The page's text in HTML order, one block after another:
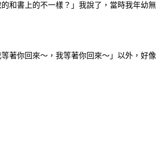
和書上的不一樣？」我說了，當時我年幼無
著你回來～，我等著你回來～」以外，好像